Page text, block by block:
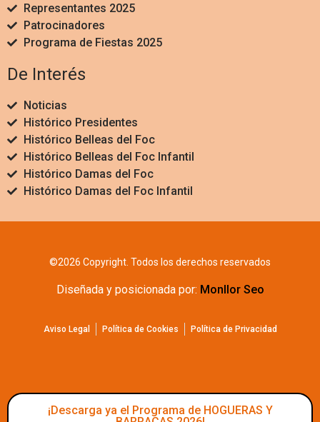
Representantes 2025
Patrocinadores
Programa de Fiestas 2025
De Interés
Noticias
Histórico Presidentes
Histórico Belleas del Foc
Histórico Belleas del Foc Infantil
Histórico Damas del Foc
Histórico Damas del Foc Infantil
©2026 Copyright. Todos los derechos reservados
Diseñada y posicionada por: Monllor Seo
Aviso Legal Política de Cookies Política de Privacidad
¡Descarga ya el Programa de HOGUERAS Y